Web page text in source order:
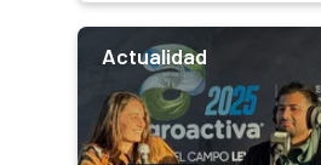
Actualidad